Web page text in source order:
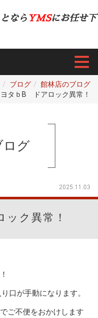
なら YMSにお任せ下
ブログ
館林店のブログ
ヨタｂB ドアロック異常！
ログ
2025.11.03
ク異常！
口が手動になります。
ご不便をおかけします